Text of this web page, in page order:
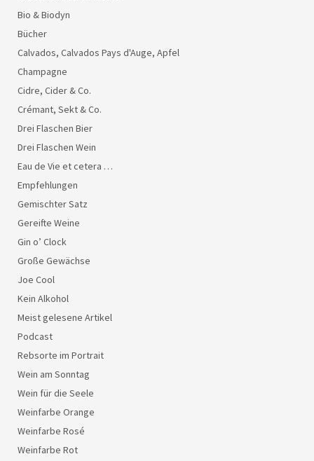
Bio & Biodyn
Bücher
Calvados, Calvados Pays d'Auge, Apfel
Champagne
Cidre, Cider & Co.
Crémant, Sekt & Co.
Drei Flaschen Bier
Drei Flaschen Wein
Eau de Vie et cetera …
Empfehlungen
Gemischter Satz
Gereifte Weine
Gin o’ Clock
Große Gewächse
Joe Cool
Kein Alkohol
Meist gelesene Artikel
Podcast
Rebsorte im Portrait
Wein am Sonntag
Wein für die Seele
Weinfarbe Orange
Weinfarbe Rosé
Weinfarbe Rot